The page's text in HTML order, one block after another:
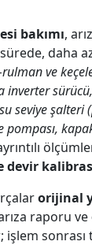
bakımı,
daha
ve
seviye şalteri
devir
orijinal
raporu ve
işlem